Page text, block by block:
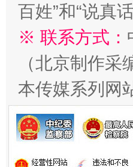
习近平的博鳌关键
百姓”和“说真
※ 联系方式：
（北京制作采
本传媒系列网